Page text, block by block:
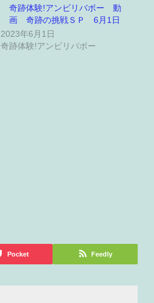
奇跡体験!アンビリバボー 動
画 奇跡の挑戦ＳＰ 6月1日
2023年6月1日
奇跡体験!アンビリバボー
Pocket Feedly